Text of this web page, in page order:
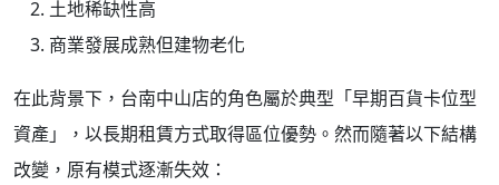
土地稀缺性高
商業發展成熟但建物老化
在此背景下，台南中山店的角色屬於典型「早期百貨卡位型
資產」，以長期租賃方式取得區位優勢。然而隨著以下結構
改變，原有模式逐漸失效：